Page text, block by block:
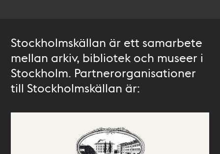
Stockholmskällan är ett samarbete
mellan arkiv, bibliotek och museer i
Stockholm. Partnerorganisationer
till Stockholmskällan är: